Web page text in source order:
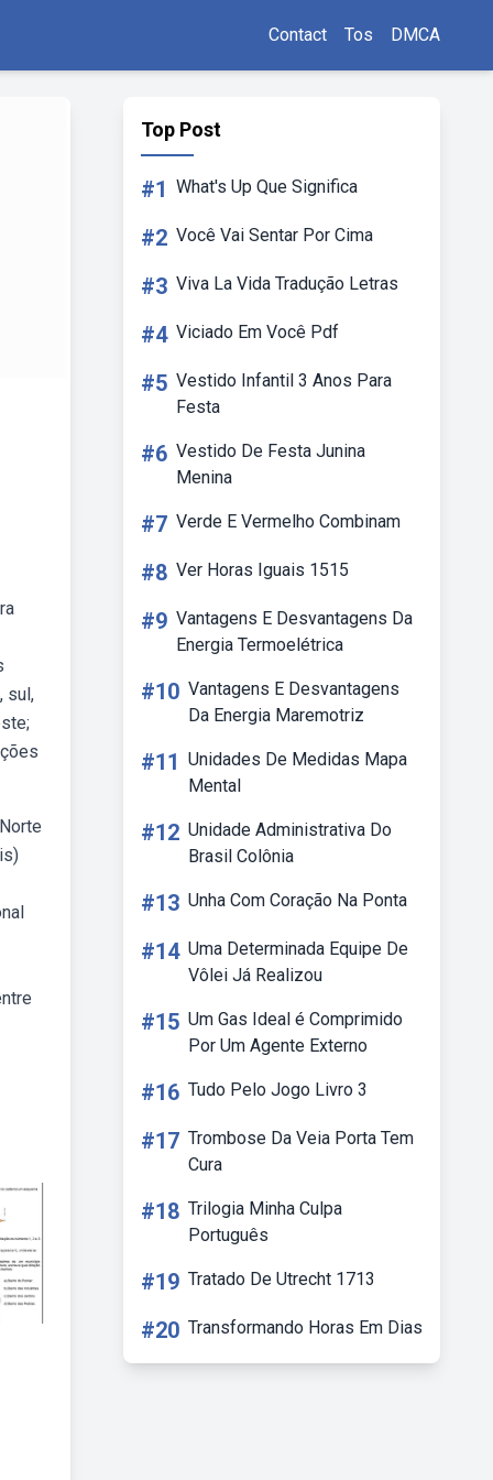
Contact Tos DMCA
sul,
Top Post
#1 What's Up Que Significa
#2 Você Vai Sentar Por Cima
#3 Viva La Vida Tradução Letras
#4 Viciado Em Você Pdf
#5 Vestido Infantil 3 Anos Para
Festa
#6 Vestido De Festa Junina
Menina
#7 Verde E Vermelho Combinam
#8 Ver Horas Iguais 1515
#9 Vantagens E Desvantagens Da
Energia Termoelétrica
#10 Vantagens E Desvantagens
Da Energia Maremotriz
#11 Unidades De Medidas Mapa
Mental
#12 Unidade Administrativa Do
Brasil Colônia
#13 Unha Com Coração Na Ponta
#14 Uma Determinada Equipe De
Vôlei Já Realizou
#15 Um Gas Ideal é Comprimido
Por Um Agente Externo
#16 Tudo Pelo Jogo Livro 3
#17 Trombose Da Veia Porta Tem
Cura
#18 Trilogia Minha Culpa
Português
#19 Tratado De Utrecht 1713
#20 Transformando Horas Em Dias